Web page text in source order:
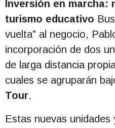
Inversión en marcha:
turismo educativo
vuelta" al negocio,
incorporación de dos
de larga distancia
cuales se agruparán
Tour.
Estas nuevas unidades